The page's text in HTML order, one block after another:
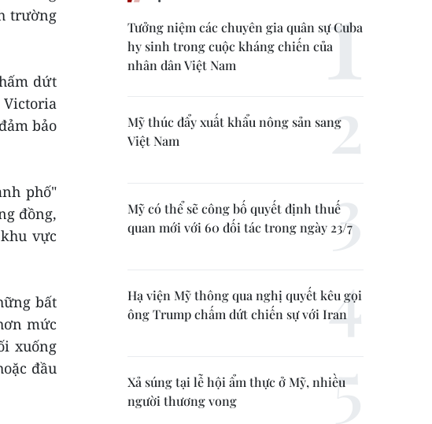
trường
dứt
Victoria
bảo
phố"
đồng,
vực
bất
mức
xuống
đầu
Tưởng niệm các chuyên gia quân sự Cuba
hy sinh trong cuộc kháng chiến của
nhân dân Việt Nam
Mỹ thúc đẩy xuất khẩu nông sản sang
Việt Nam
Mỹ có thể sẽ công bố quyết định thuế
quan mới với 60 đối tác trong ngày 23/7
Hạ viện Mỹ thông qua nghị quyết kêu gọi
ông Trump chấm dứt chiến sự với Iran
Xả súng tại lễ hội ẩm thực ở Mỹ, nhiều
người thương vong